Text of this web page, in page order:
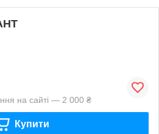
на сайті — 2 000 ₴
Купити